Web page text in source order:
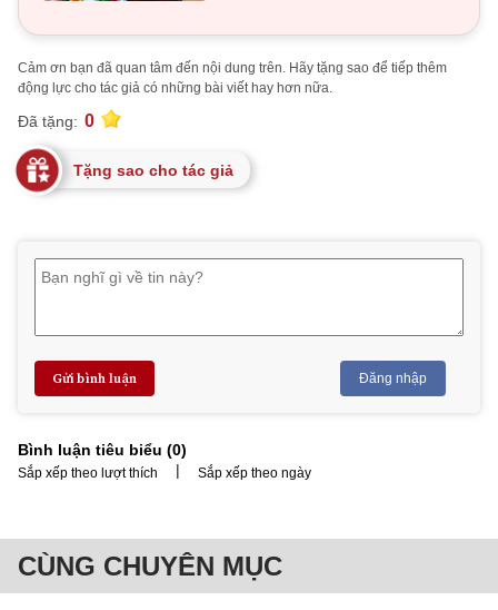
Cảm ơn bạn đã quan tâm đến nội dung trên. Hãy tặng sao để tiếp thêm
động lực cho tác giả có những bài viết hay hơn nữa.
Đã tặng: 0
Tặng sao cho tác giả
Gửi bình luận Đăng nhập
Bình luận tiêu biểu (0)
Sắp xếp theo lượt thích | Sắp xếp theo ngày
CÙNG CHUYÊN MỤC